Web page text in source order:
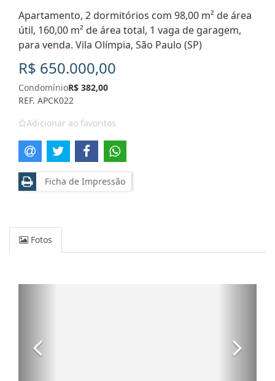
Apartamento, 2 dormitórios com 98,00 m² de área
útil, 160,00 m² de área total, 1 vaga de garagem,
para venda. Vila Olímpia, São Paulo (SP)
R$ 650.000,00
CondomínioR$ 382,00
REF. APCK022
Adicionar ao favoritos
Ficha de Impressão
Fotos